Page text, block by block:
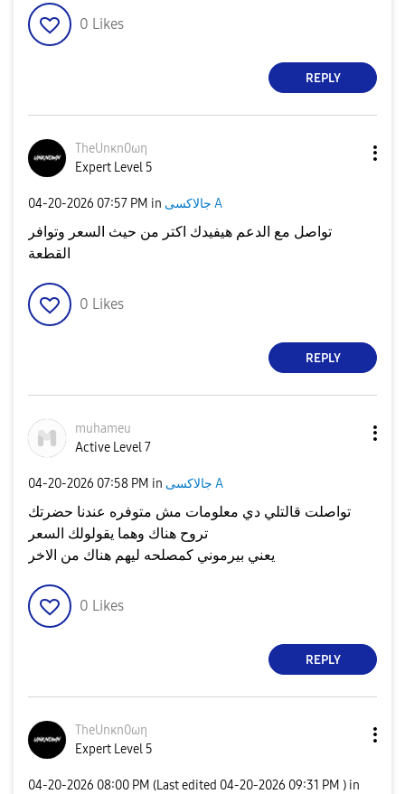
0 Likes
REPLY
TheUnκn0ωη
Expert Level 5
‎04-20-2026 07:57 PM in جالاكسى A
تواصل مع الدعم هيفيدك اكتر من حيث السعر وتوافر
القطعة
0 Likes
REPLY
muhameu
Active Level 7
‎04-20-2026 07:58 PM in جالاكسى A
تواصلت قالتلي دي معلومات مش متوفره عندنا حضرتك
تروح هناك وهما يقولولك السعر
يعني بيرموني كمصلحه ليهم هناك من الاخر
0 Likes
REPLY
TheUnκn0ωη
Expert Level 5
‎04-20-2026 08:00 PM (Last edited ‎04-20-2026 09:31 PM ) in